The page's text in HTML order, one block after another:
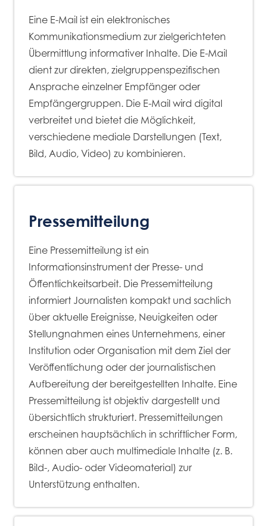
Eine E-Mail ist ein elektronisches
Kommunikationsmedium zur zielgerichteten
Übermittlung informativer Inhalte. Die E-Mail
dient zur direkten, zielgruppenspezifischen
Ansprache einzelner Empfänger oder
Empfängergruppen. Die E-Mail wird digital
verbreitet und bietet die Möglichkeit,
verschiedene mediale Darstellungen (Text,
Bild, Audio, Video) zu kombinieren.
Pressemitteilung
Eine Pressemitteilung ist ein
Informationsinstrument der Presse- und
Öffentlichkeitsarbeit. Die Pressemitteilung
informiert Journalisten kompakt und sachlich
über aktuelle Ereignisse, Neuigkeiten oder
Stellungnahmen eines Unternehmens, einer
Institution oder Organisation mit dem Ziel der
Veröffentlichung oder der journalistischen
Aufbereitung der bereitgestellten Inhalte. Eine
Pressemitteilung ist objektiv dargestellt und
übersichtlich strukturiert. Pressemitteilungen
erscheinen hauptsächlich in schriftlicher Form,
können aber auch multimediale Inhalte (z. B.
Bild-, Audio- oder Videomaterial) zur
Unterstützung enthalten.